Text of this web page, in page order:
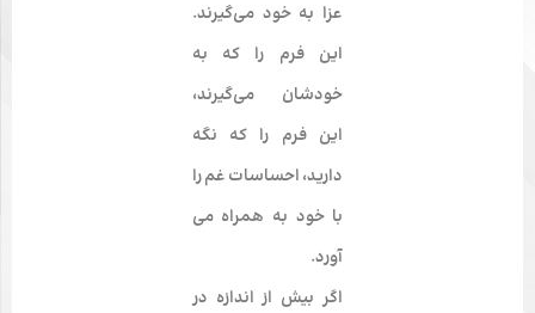
عزا به خود می‌­گیرند.
این فرم را که به
خودشان می­‌گیرند،
این فرم را که نگه
دارید، احساسات غم را
با خود به همراه می­‌
آورد.
اگر بیش از اندازه در